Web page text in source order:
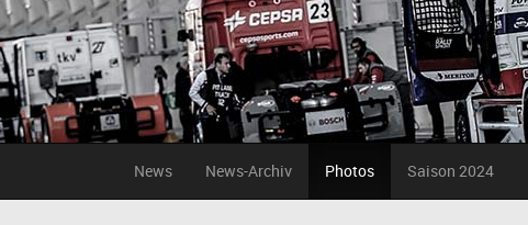
News News-Archiv Photos Saison 2024